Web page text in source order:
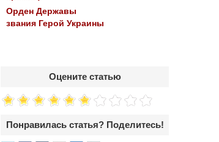
Орден Державы
звания Герой Украины
Оцените статью
Понравилась статья? Поделитесь!